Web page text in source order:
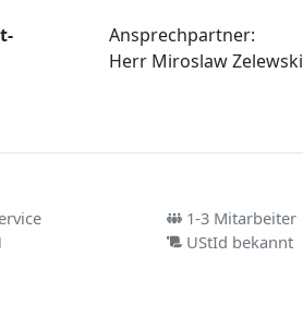
Ansprechpartner:
Herr Miroslaw Zelewski
1-3 Mitarbeiter
UStId bekannt